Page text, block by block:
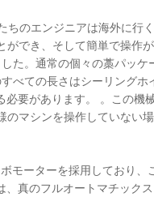
のエンジニアは海外に行
でき、そして簡単で操作
た。通常の個々の藁パッ
べての長さはシーリング
要があります。 。この
マシンを操作していない
モーターを採用しており
真のフルオートマチックス